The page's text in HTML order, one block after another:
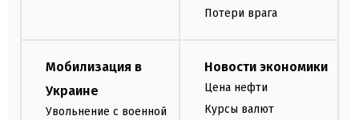
Потери врага
Мобилизация в
Украине
Увольнение с военной
Новости экономики
Цена нефти
Курсы валют